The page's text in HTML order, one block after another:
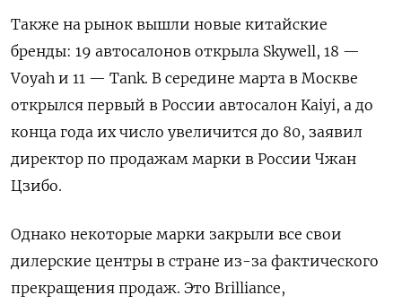
Также на рынок вышли новые китайские
бренды: 19 автосалонов открыла Skywell, 18 —
Voyah и 11 — Tank. В середине марта в Москве
открылся первый в России автосалон Kaiyi, а до
конца года их число увеличится до 80, заявил
директор по продажам марки в России Чжан
Цзибо.
Однако некоторые марки закрыли все свои
дилерские центры в стране из-за фактического
прекращения продаж. Это Brilliance,